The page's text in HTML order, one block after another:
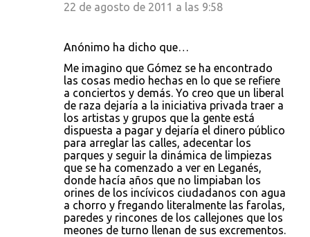
22 de agosto de 2011 a las 9:58
Anónimo ha dicho que…
Me imagino que Gómez se ha encontrado
las cosas medio hechas en lo que se refiere
a conciertos y demás. Yo creo que un liberal
de raza dejaría a la iniciativa privada traer a
los artistas y grupos que la gente está
dispuesta a pagar y dejaría el dinero público
para arreglar las calles, adecentar los
parques y seguir la dinámica de limpiezas
que se ha comenzado a ver en Leganés,
donde hacía años que no limpiaban los
orines de los incívicos ciudadanos con agua
a chorro y fregando literalmente las farolas,
paredes y rincones de los callejones que los
meones de turno llenan de sus excrementos.